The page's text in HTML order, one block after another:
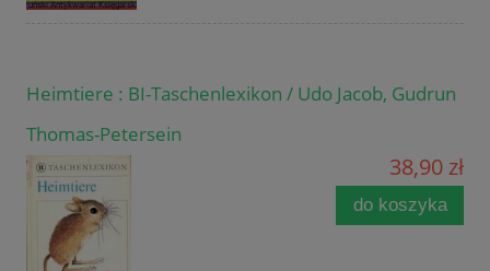
Heimtiere : BI-Taschenlexikon / Udo Jacob, Gudrun
Thomas-Petersein
38,90 zł
do koszyka